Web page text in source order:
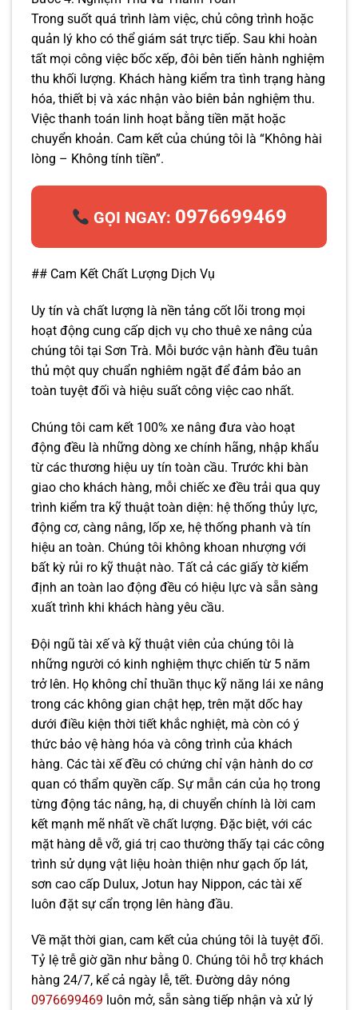
Trong suốt quá trình làm việc, chủ công trình hoặc
quản lý kho có thể giám sát trực tiếp. Sau khi hoàn
tất mọi công việc bốc xếp, đôi bên tiến hành nghiệm
thu khối lượng. Khách hàng kiểm tra tình trạng hàng
hóa, thiết bị và xác nhận vào biên bản nghiệm thu.
Việc thanh toán linh hoạt bằng tiền mặt hoặc
chuyển khoản. Cam kết của chúng tôi là “Không hài
lòng – Không tính tiền”.
GỌI NGAY: 0976699469
## Cam Kết Chất Lượng Dịch Vụ
Uy tín và chất lượng là nền tảng cốt lõi trong mọi
hoạt động cung cấp dịch vụ cho thuê xe nâng của
chúng tôi tại Sơn Trà. Mỗi bước vận hành đều tuân
thủ một quy chuẩn nghiêm ngặt để đảm bảo an
toàn tuyệt đối và hiệu suất công việc cao nhất.
Chúng tôi cam kết 100% xe nâng đưa vào hoạt
động đều là những dòng xe chính hãng, nhập khẩu
từ các thương hiệu uy tín toàn cầu. Trước khi bàn
giao cho khách hàng, mỗi chiếc xe đều trải qua quy
trình kiểm tra kỹ thuật toàn diện: hệ thống thủy lực,
động cơ, càng nâng, lốp xe, hệ thống phanh và tín
hiệu an toàn. Chúng tôi không khoan nhượng với
bất kỳ rủi ro kỹ thuật nào. Tất cả các giấy tờ kiểm
định an toàn lao động đều có hiệu lực và sẵn sàng
xuất trình khi khách hàng yêu cầu.
Đội ngũ tài xế và kỹ thuật viên của chúng tôi là
những người có kinh nghiệm thực chiến từ 5 năm
trở lên. Họ không chỉ thuần thục kỹ năng lái xe nâng
trong các không gian chật hẹp, trên mặt dốc hay
dưới điều kiện thời tiết khắc nghiệt, mà còn có ý
thức bảo vệ hàng hóa và công trình của khách
hàng. Các tài xế đều có chứng chỉ vận hành do cơ
quan có thẩm quyền cấp. Sự mẫn cán của họ trong
từng động tác nâng, hạ, di chuyển chính là lời cam
kết mạnh mẽ nhất về chất lượng. Đặc biệt, với các
mặt hàng dễ vỡ, giá trị cao thường thấy tại các công
trình sử dụng vật liệu hoàn thiện như gạch ốp lát,
sơn cao cấp Dulux, Jotun hay Nippon, các tài xế
luôn đặt sự cẩn trọng lên hàng đầu.
Về mặt thời gian, cam kết của chúng tôi là tuyệt đối.
Tỷ lệ trễ giờ gần như bằng 0. Chúng tôi hỗ trợ khách
hàng 24/7, kể cả ngày lễ, tết. Đường dây nóng
0976699469 luôn mở, sẵn sàng tiếp nhận và xử lý